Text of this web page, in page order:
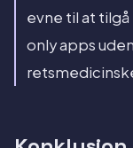
evne til at
only apps